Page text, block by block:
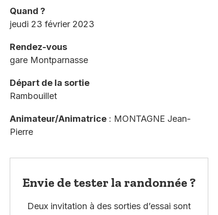
Quand ?
jeudi 23 février 2023
Rendez-vous
gare Montparnasse
Départ de la sortie
Rambouillet
Animateur/Animatrice : MONTAGNE Jean-
Pierre
Envie de tester la randonnée ?
Deux invitation à des sorties d’essai sont